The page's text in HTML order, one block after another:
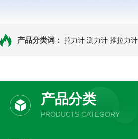
产品分类词： 拉力计 测力计 推拉力计
产品分类
PRODUCTS CATEGORY